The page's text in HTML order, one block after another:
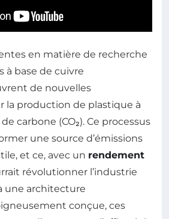
en matière de recherche
à base de cuivre
de nouvelles
la production de plastique à
carbone (CO₂). Ce processus
une source d’émissions
et ce, avec un rendement
révolutionner l’industrie
une architecture
conçue, ces